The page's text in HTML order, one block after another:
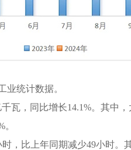
统计数据。
，同比增长14.1%。其中，
比上年同期减少49小时。